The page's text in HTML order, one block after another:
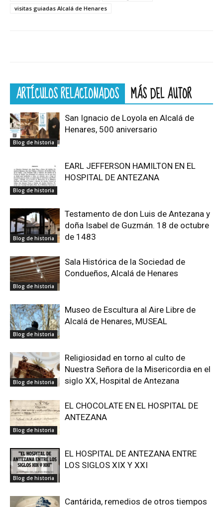
visitas guiadas Alcalá de Henares
ARTÍCULOS RELACIONADOS MÁS DEL AUTOR
Blog de historia
San Ignacio de Loyola en Alcalá de
Henares, 500 aniversario
Blog de historia
EARL JEFFERSON HAMILTON EN EL
HOSPITAL DE ANTEZANA
Blog de historia
Testamento de don Luis de Antezana y
doña Isabel de Guzmán. 18 de octubre
de 1483
Blog de historia
Sala Histórica de la Sociedad de
Condueños, Alcalá de Henares
Blog de historia
Museo de Escultura al Aire Libre de
Alcalá de Henares, MUSEAL
Blog de historia
Religiosidad en torno al culto de
Nuestra Señora de la Misericordia en el
siglo XX, Hospital de Antezana
Blog de historia
EL CHOCOLATE EN EL HOSPITAL DE
ANTEZANA
Blog de historia
EL HOSPITAL DE ANTEZANA ENTRE
LOS SIGLOS XIX Y XXI
Cantárida, remedios de otros tiempos